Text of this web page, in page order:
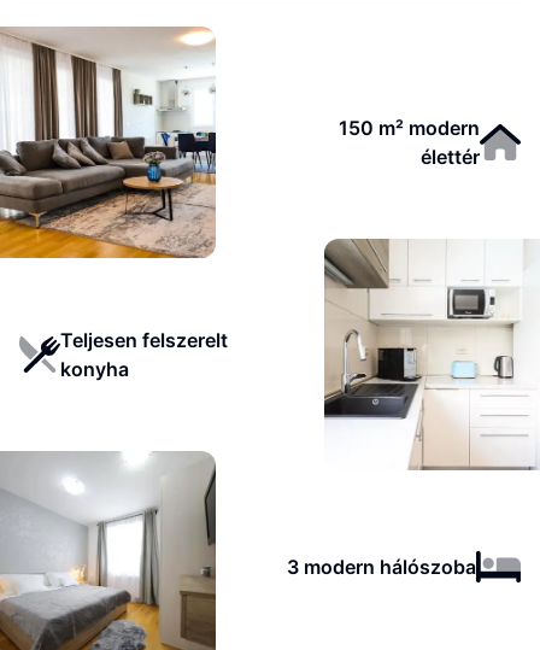
150 m² modern
élettér
Teljesen felszerelt
konyha
3 modern hálószoba